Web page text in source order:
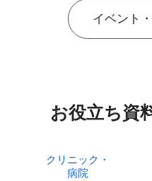
イベント
お役立ち資
クリニック・
病院